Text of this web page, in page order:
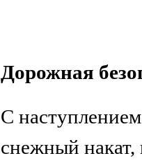
Дорожная
С
снежный накат,